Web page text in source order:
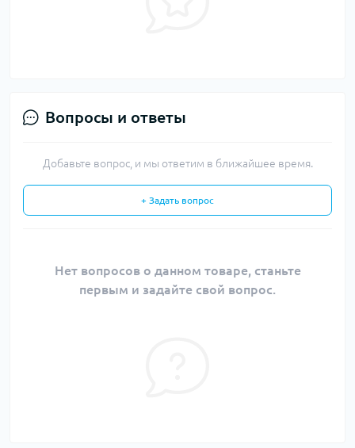
Вопросы и ответы
Добавьте вопрос, и мы ответим в ближайшее время.
+ Задать вопрос
Нет вопросов о данном товаре, станьте
первым и задайте свой вопрос.